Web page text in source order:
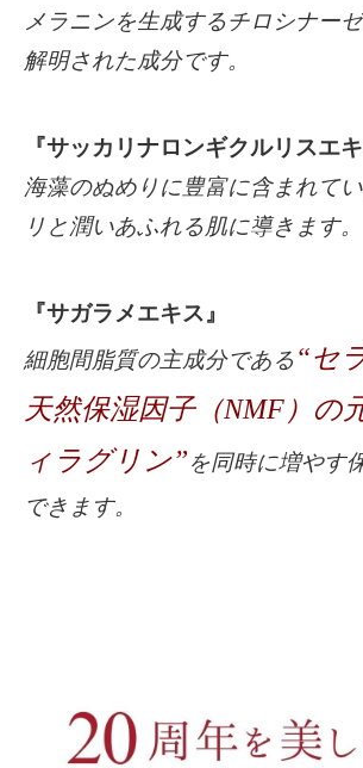
メラニンを生成するチロシナー
解明された成分です。
『サッカリナロンギクルリスエキ
海藻のぬめりに豊富に含まれて
リと潤いあふれる肌に導きます。
『サガラメエキス』
細胞間脂質の主成分である “セ
天然保湿因子（NMF）の
ィラグリン”を同時に増やす
できます。